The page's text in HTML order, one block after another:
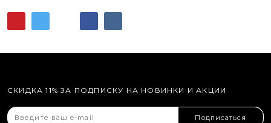
СКИДКА 11% ЗА ПОДПИСКУ НА НОВИНКИ И АКЦИИ
Подписаться